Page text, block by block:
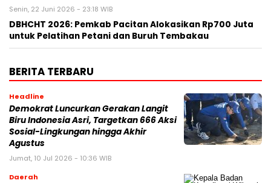
Senin, 22 Juni 2026 - 23:18 WIB
DBHCHT 2026: Pemkab Pacitan Alokasikan Rp700 Juta
untuk Pelatihan Petani dan Buruh Tembakau
BERITA TERBARU
Headline
Demokrat Luncurkan Gerakan Langit
Biru Indonesia Asri, Targetkan 666 Aksi
Sosial-Lingkungan hingga Akhir
Agustus
Jumat, 10 Jul 2026 - 10:36 WIB
Daerah